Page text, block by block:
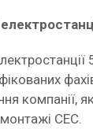
компанії,
СЕС.